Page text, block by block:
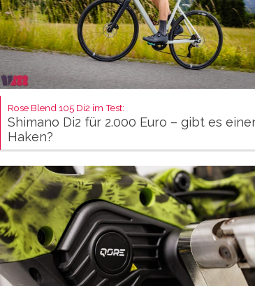
Rose Blend 105 Di2 im Test:
Shimano Di2 für 2.000 Euro – gibt es
Haken?